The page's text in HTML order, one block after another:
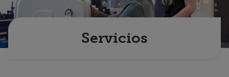
Pagar mi factura
Servicios